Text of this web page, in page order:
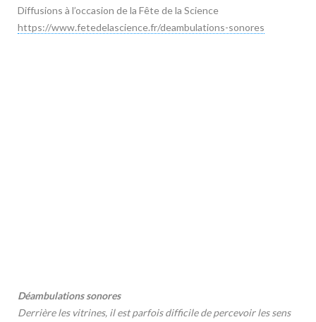
Diffusions à l’occasion de la Fête de la Science
https://www.fetedelascience.fr/deambulations-sonores
Déambulations sonores
Derrière les vitrines, il est parfois difficile de percevoir les sens